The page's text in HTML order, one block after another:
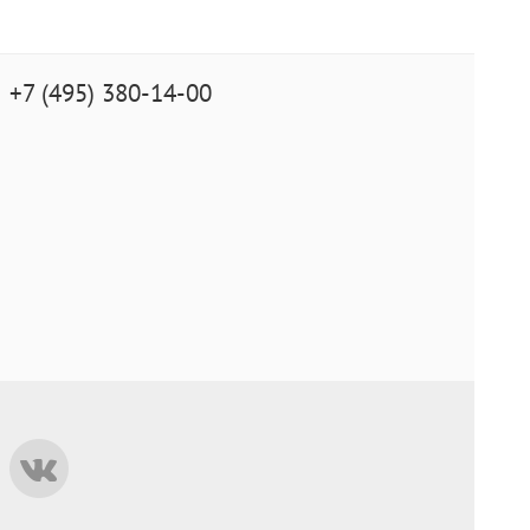
+7 (495) 380-14-00